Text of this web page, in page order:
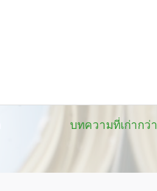
บทความที่เก่ากว่า